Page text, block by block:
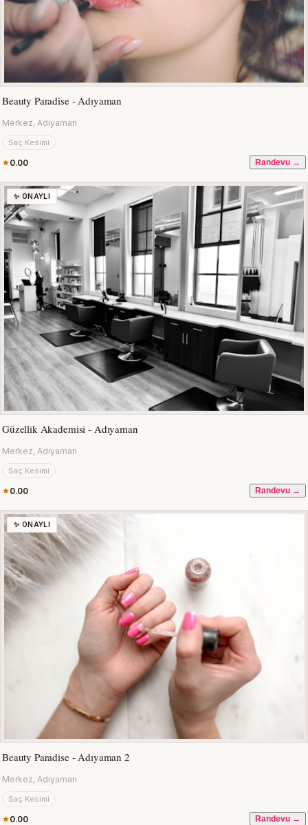
Beauty Paradise - Adıyaman
Merkez, Adıyaman
Saç Kesimi
0.00 Randevu →
✨ ONAYLI
Güzellik Akademisi - Adıyaman
Merkez, Adıyaman
Saç Kesimi
0.00 Randevu →
✨ ONAYLI
Beauty Paradise - Adıyaman 2
Merkez, Adıyaman
Saç Kesimi
0.00 Randevu →